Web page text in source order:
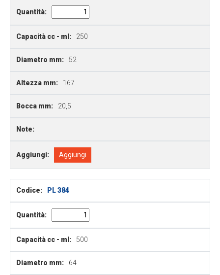
Quantità:
Capacità cc - ml: 250
Diametro mm: 52
Altezza mm: 167
Bocca mm: 20,5
Note:
Aggiungi: Aggiungi
Codice: PL 384
Quantità:
Capacità cc - ml: 500
Diametro mm: 64